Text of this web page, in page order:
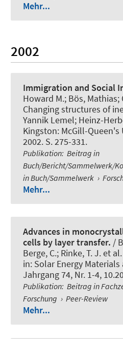
Mehr...
2002
Immigration and Social
Howard M.; Bös, Mathias;
Changing structures of
Yannik Lemel; Heinz-
Kingston: McGill-Queen's
2002. S. 275-331.
Publikation: Beitrag in
Buch/Bericht/Sammelwerk/
in Buch/Sammelwerk ›
Mehr...
Advances in
cells by layer transfer. /
Berge, C.; Rinke, T. J. et al.
in: Solar Energy
Jahrgang 74, Nr. 1-4,
Publikation: Beitrag in
Forschung › Peer-Review
Mehr...